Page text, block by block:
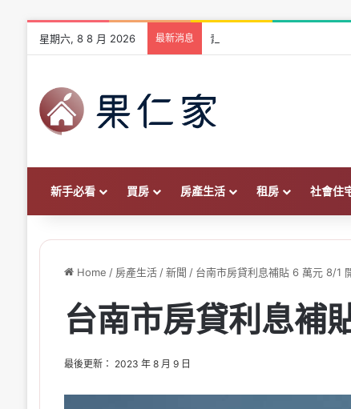
星期六, 8 8 月 2026 最新消息 青安 3.0 vs 青安 2.0 差在哪
新手必看 買房 房產生活 租房 社會住
Home / 房產生活 / 新聞 / 台南市房貸利息補貼 6 萬元 8/1
台南市房貸利息補
最後更新： 2023 年 8 月 9 日